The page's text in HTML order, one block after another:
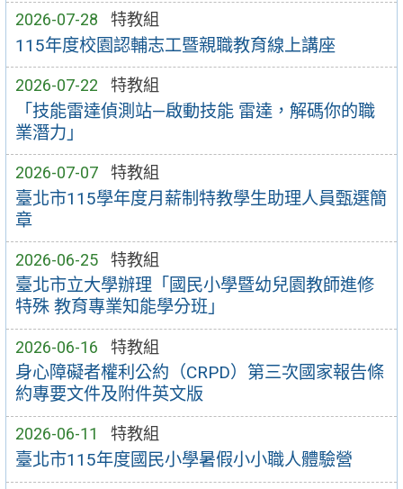
2026-07-28 特教組
115年度校園認輔志工暨親職教育線上講座
2026-07-22 特教組
「技能雷達偵測站—啟動技能 雷達，解碼你的職
業潛力」
2026-07-07 特教組
臺北市115學年度月薪制特教學生助理人員甄選簡
章
2026-06-25 特教組
臺北市立大學辦理「國民小學暨幼兒園教師進修
特殊 教育專業知能學分班」
2026-06-16 特教組
身心障礙者權利公約（CRPD）第三次國家報告條
約專要文件及附件英文版
2026-06-11 特教組
臺北市115年度國民小學暑假小小職人體驗營